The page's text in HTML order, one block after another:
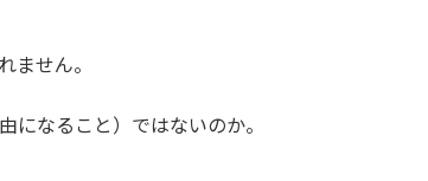
ません。
になること）ではないのか。